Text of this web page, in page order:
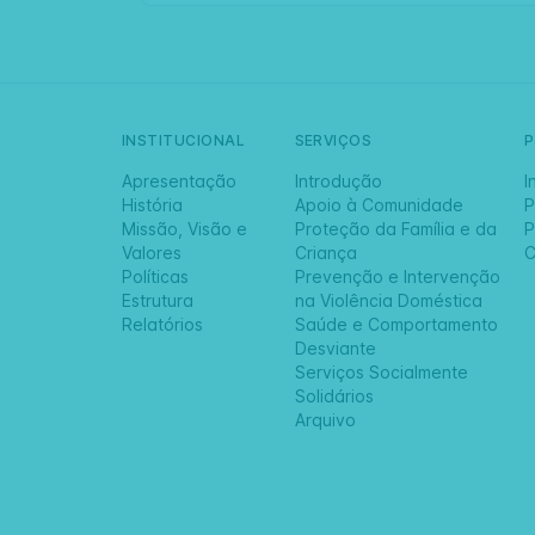
INSTITUCIONAL
Apresentação
História
Missão, Visão e
Valores
Políticas
Estrutura
Relatórios
SERVIÇOS
Introdução
Apoio à Comunidade
Proteção da Família e da
Criança
Prevenção e Intervenção
na Violência Doméstica
Saúde e Comportamento
Desviante
Serviços Socialmente
Solidários
Arquivo